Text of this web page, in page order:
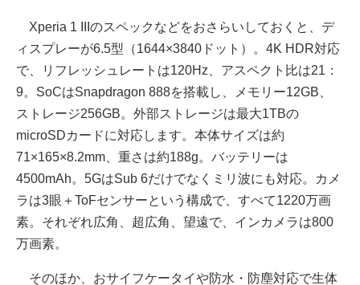
Xperia 1 IIIのスペックなどをおさらいしておくと、デ
ィスプレーが6.5型（1644×3840ドット）。4K HDR対応
で、リフレッシュレートは120Hz、アスペクト比は21：
9。SoCはSnapdragon 888を搭載し、メモリー12GB、
ストレージ256GB。外部ストレージは最大1TBの
microSDカードに対応します。本体サイズは約
71×165×8.2mm、重さは約188g。バッテリーは
4500mAh。5GはSub 6だけでなくミリ波にも対応。カメ
ラは3眼＋ToFセンサーという構成で、すべて1220万画
素。それぞれ広角、超広角、望遠で、インカメラは800
万画素。
そのほか、おサイフケータイや防水・防塵対応で生体